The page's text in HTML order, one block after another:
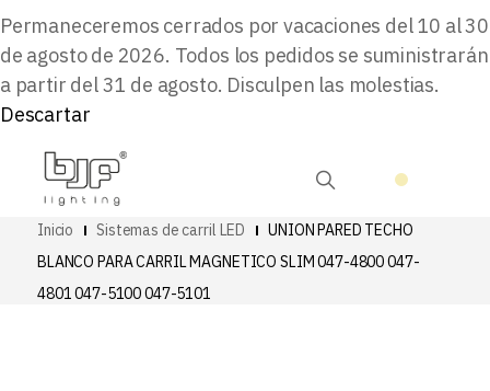
Permaneceremos cerrados por vacaciones del 10 al 30
de agosto de 2026. Todos los pedidos se suministrarán
a partir del 31 de agosto. Disculpen las molestias.
Descartar
Inicio Sistemas de carril LED
UNION PARED TECHO
BLANCO PARA CARRIL MAGNETICO SLIM 047-4800 047-
4801 047-5100 047-5101